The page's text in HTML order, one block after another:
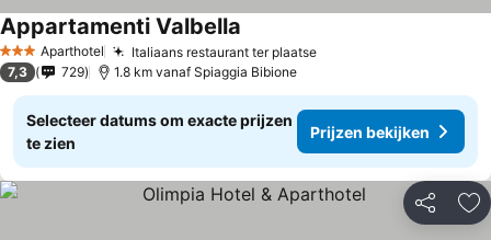
3 SterrenAparthotel Italiaans restaurant ter plaatsePrijzen bekijken
Appartamenti Valbella
7,3 729 1.8 km vanaf Spiaggia Bibione
Selecteer datums om exacte prijzen
te zien
Prijzen bekijken
Delen